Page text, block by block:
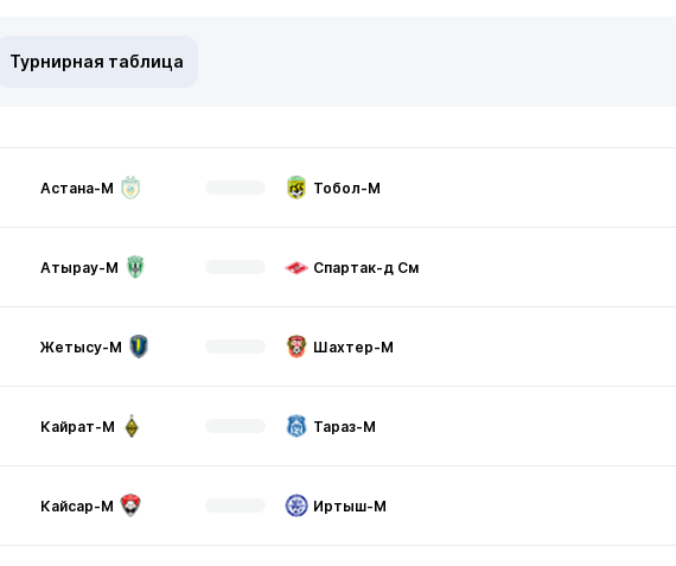
Турнирная таблица
Астана-М Тобол-М
Атырау-М Спартак-д См
Жетысу-М Шахтер-М
Кайрат-М Тараз-М
Кайсар-М Иртыш-М